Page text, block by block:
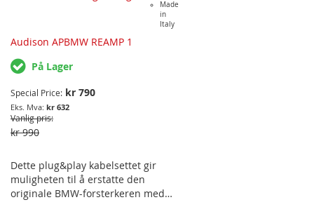
Made
in
Italy
Audison APBMW REAMP 1
På Lager
Special Price kr 790
kr 632
Vanlig pris
kr 990
Dette plug&play kabelsettet gir
muligheten til å erstatte den
originale BMW-forsterkeren med